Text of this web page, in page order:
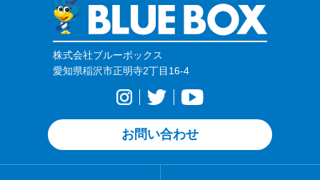
株式会社ブルーボックス
愛知県稲沢市正明寺2丁目16-4
お問い合わせ